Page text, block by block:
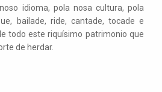
idioma, pola nosa cultura, pola
bailade, ride, cantade, tocade e
todo este riquísimo patrimonio que
de herdar.